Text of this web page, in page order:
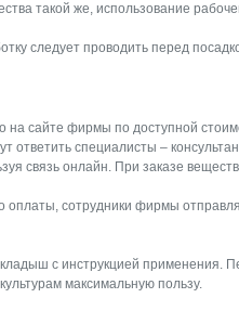
такой же, использование
следует проводить перед
на сайте фирмы по доступной
ответить специалисты –
связь онлайн. При заказе
оплаты, сотрудники фирмы
с инструкцией применения.
максимальную пользу.